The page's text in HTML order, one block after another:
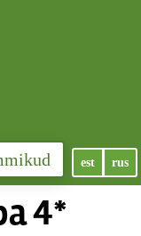
est rus
4*